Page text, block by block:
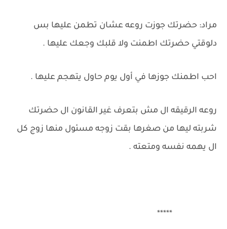
مراد: حضرتك جوزت روعه عشان تطمن عليها بس
دلوقتي حضرتك اطمنت ولا قلبك وجعك عليها .
احب اطمنك جوزها في أول يوم حاول يتهجم عليها .
روعه الرقيقه ال مش بتعرف غير القانون ال حضرتك
شربته ليها من صغرها بقت زوجه مسئول منها زوج كل
ال يهمه نفسه ومتعته .
*****